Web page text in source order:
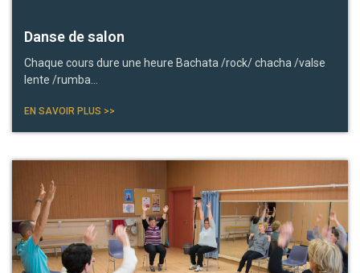
Danse de salon
Chaque cours dure une heure Bachata /rock/ chacha /valse
lente /rumba…
EN SAVOIR PLUS >>